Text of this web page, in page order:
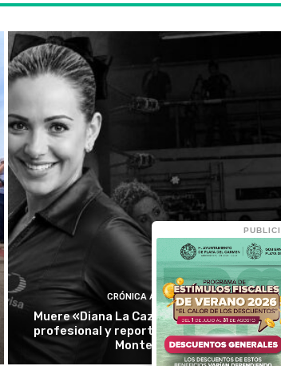
CRÓNICA ACTIVA
Muere «Diana La Cazadora» luchadora
profesional y reportera reconocida en
Monterrey